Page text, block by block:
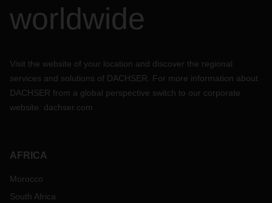
worldwide
Visit the website of your location and discover the regional
services and solutions of DACHSER. For more information about
DACHSER from a global perspective switch to our corporate
website: dachser.com
AFRICA
Morocco
South Africa